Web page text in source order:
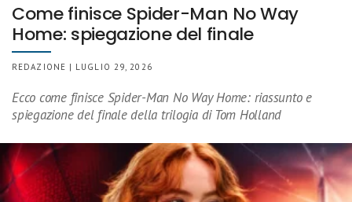
Come finisce Spider-Man No Way
Home: spiegazione del finale
REDAZIONE | LUGLIO 29, 2026
Ecco come finisce Spider-Man No Way Home: riassunto e
spiegazione del finale della trilogia di Tom Holland